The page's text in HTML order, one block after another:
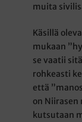
muita
Käsillä
mukaan
se vaatii
rohkeasti
että
on Niirasen
kutsutaan